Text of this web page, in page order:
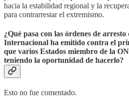
hacia la estabilidad regional y la
para contrarrestar el extremismo.
¿Qué pasa con las órdenes de
Internacional ha emitido contra el
que varios Estados miembro de la
teniendo la oportunidad de hacerlo?
Esto no fue comentado.